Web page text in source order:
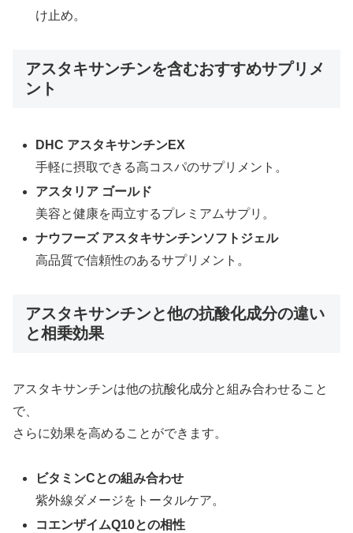
け止め。
アスタキサンチンを含むおすすめサプリメ
ント
DHC アスタキサンチンEX
手軽に摂取できる高コスパのサプリメント。
アスタリア ゴールド
美容と健康を両立するプレミアムサプリ。
ナウフーズ アスタキサンチンソフトジェル
高品質で信頼性のあるサプリメント。
アスタキサンチンと他の抗酸化成分の違い
と相乗効果
アスタキサンチンは他の抗酸化成分と組み合わせること
で、
さらに効果を高めることができます。
ビタミンCとの組み合わせ
紫外線ダメージをトータルケア。
コエンザイムQ10との相性